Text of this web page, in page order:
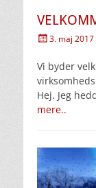
Udgivet
3. maj 2017
Vi byder
Hej. Jeg
mere..